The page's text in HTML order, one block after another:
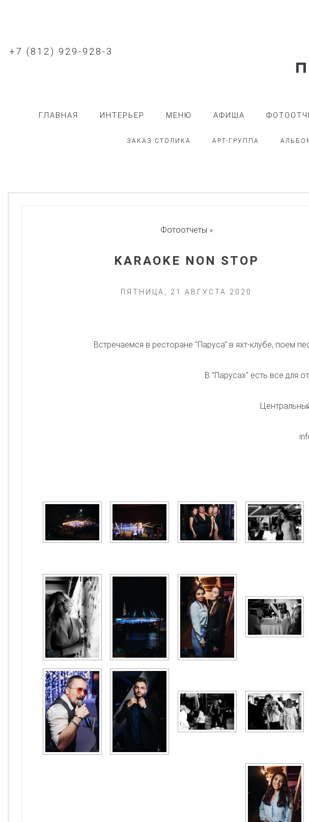
+7 (812) 929-928-3
ГЛАВНАЯ ИНТЕРЬЕР МЕНЮ АФИША
ЗАКАЗ СТОЛИКА АРТ-ГРУППА
Фотоотчеты »
​​​KARAOKE NON STOP
ПЯТНИЦА, 21 АВГУСТА 2020
​Встречаемся в ресторане "Паруса" в яхт-клубе, поем
В "Парусах" есть все для